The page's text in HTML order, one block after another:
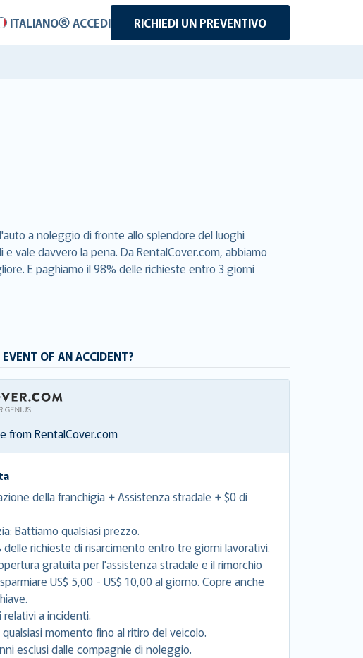
ITALIANO ACCEDI RICHIEDI UN PREVENTIVO
a noleggio di fronte allo splendore del luoghi
vale davvero la pena. Da RentalCover.com, abbiamo
E paghiamo il 98% delle richieste entro 3 giorni
OF AN ACCIDENT?
from RentalCover.com
della franchigia + Assistenza stradale + $0 di
Battiamo qualsiasi prezzo.
delle richieste di risarcimento entro tre giorni lavorativi.
gratuita per l'assistenza stradale e il rimorchio
US$ 5,00 - US$ 10,00 al giorno. Copre anche
a incidenti.
momento fino al ritiro del veicolo.
esclusi dalle compagnie di noleggio.